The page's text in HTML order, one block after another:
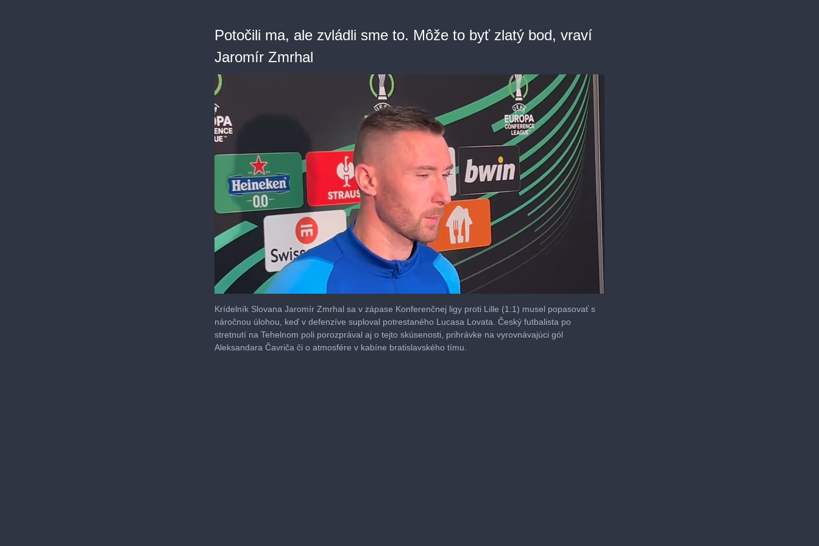
Potočili ma, ale zvládli sme to. Môže to byť zlatý bod, vraví
Jaromír Zmrhal
seconds
of
5
minutes,
58
Krídelník Slovana Jaromír Zmrhal sa v zápase Konferenčnej ligy proti Lille (1:1) musel popasovať s
náročnou úlohou, keď v defenzíve suploval potrestaného Lucasa Lovata. Český futbalista po
stretnutí na Tehelnom poli porozprával aj o tejto skúsenosti, prihrávke na vyrovnávajúci gól
Aleksandara Čavriča či o atmosfére v kabíne bratislavského tímu.